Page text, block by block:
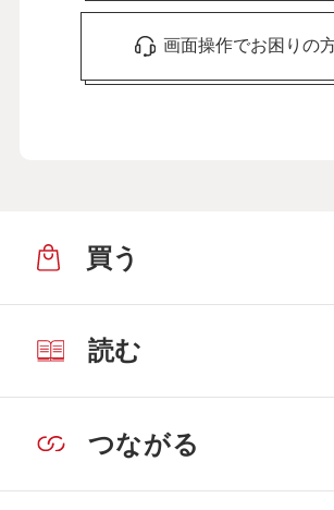
画面操作でお困りの
買う
読む
つながる